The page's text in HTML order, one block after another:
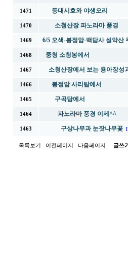
1471 등대시호와 야생오리
1470 소청산장 파노라마 풍경
1469 6/5 오색-봉정암-백담사 설악산
1468 중청 소청봉에서
1467 소청산장에서 보는 용아장성
1466 봉정암 사리탑에서
1465 구곡담에서
1464 파노라마 풍경 이제^^
1463 구상나무과 눈잣나무꽃
목록보기 이전페이지 다음페이지 글쓰기